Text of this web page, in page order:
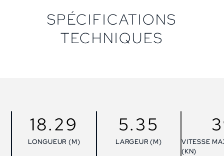
SPÉCIFICATIONS
TECHNIQUES
LONGUEUR (M)
18.29
LARGEUR (M)
5.35
VITESSE
(KN)